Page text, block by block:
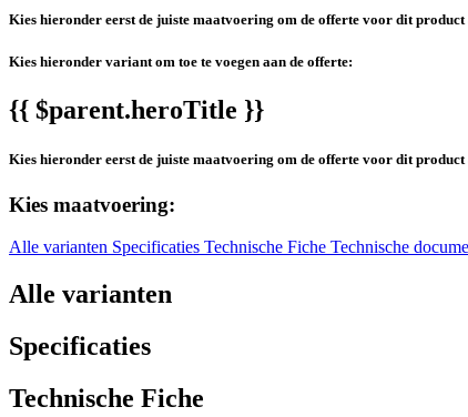
Kies hieronder eerst de juiste maatvoering om de offerte voor dit product
Kies hieronder variant om toe te voegen aan de offerte:
{{ $parent.heroTitle }}
Kies hieronder eerst de juiste maatvoering om de offerte voor dit product
Kies maatvoering:
Alle varianten Specificaties Technische Fiche Technische
Alle varianten
Specificaties
Technische Fiche